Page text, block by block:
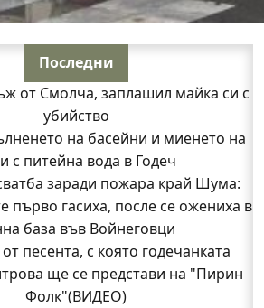
Последни
от Смолча, заплашил майка си с
убийство
на басейни и миенето на
с питейна вода в Годеч
заради пожара край Шума:
първо гасиха, после се ожениха в
база във Войнеговци
песента, с която годечанката
ще се представи на "Пирин
Фолк"(ВИДЕО)